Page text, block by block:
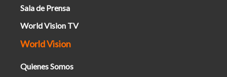
Sala de Prensa
World Vision TV
World Vision
Quienes Somos